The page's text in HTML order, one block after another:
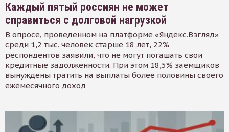
Каждый пятый россиян не может
справиться с долговой нагрузкой
В опросе, проведенном на платформе «Яндекс.Взгляд»
среди 1,2 тыс. человек старше 18 лет, 22%
респондентов заявили, что не могут погашать свои
кредитные задолженности. При этом 18,5% заемщиков
вынуждены тратить на выплаты более половины своего
ежемесячного доход